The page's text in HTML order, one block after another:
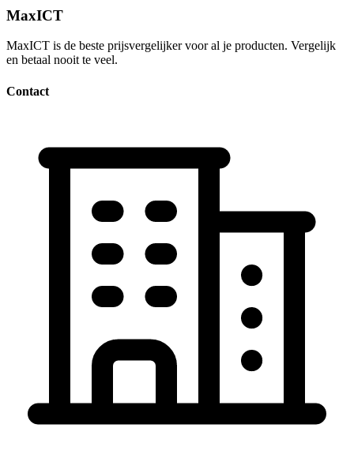
MaxICT
MaxICT is de beste prijsvergelijker voor al je producten. Vergelijk
en betaal nooit te veel.
Contact